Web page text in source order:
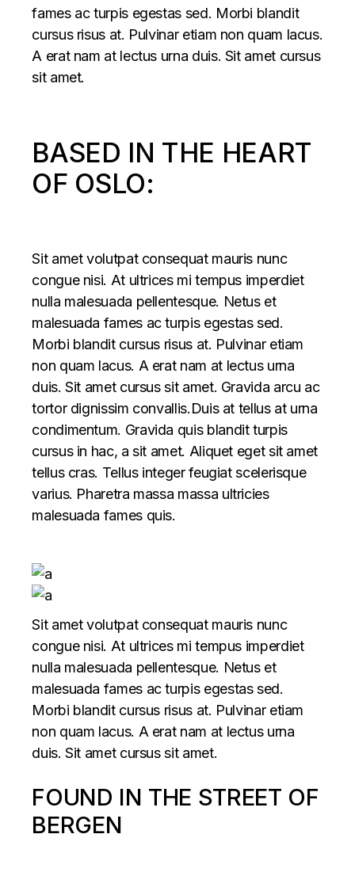
fames ac turpis egestas sed. Morbi blandit
cursus risus at. Pulvinar etiam non quam lacus.
A erat nam at lectus urna duis. Sit amet cursus
sit amet.
BASED IN THE HEART
OF OSLO:
Sit amet volutpat consequat mauris nunc
congue nisi. At ultrices mi tempus imperdiet
nulla malesuada pellentesque. Netus et
malesuada fames ac turpis egestas sed.
Morbi blandit cursus risus at. Pulvinar etiam
non quam lacus. A erat nam at lectus urna
duis. Sit amet cursus sit amet. Gravida arcu ac
tortor dignissim convallis.Duis at tellus at urna
condimentum. Gravida quis blandit turpis
cursus in hac, a sit amet. Aliquet eget sit amet
tellus cras. Tellus integer feugiat scelerisque
varius. Pharetra massa massa ultricies
malesuada fames quis.
Sit amet volutpat consequat mauris nunc
congue nisi. At ultrices mi tempus imperdiet
nulla malesuada pellentesque. Netus et
malesuada fames ac turpis egestas sed.
Morbi blandit cursus risus at. Pulvinar etiam
non quam lacus. A erat nam at lectus urna
duis. Sit amet cursus sit amet.
FOUND IN THE STREET OF
BERGEN